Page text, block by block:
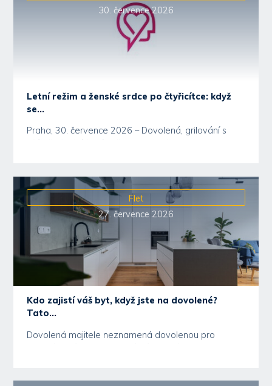
30. července 2026
Letní režim a ženské srdce po čtyřicítce: když
se...
Praha, 30. července 2026 – Dovolená, grilování s
přáteli, dlouhé letní večery a odpočinek u vody...
Flet
27. července 2026
Kdo zajistí váš byt, když jste na dovolené?
Tato...
Dovolená majitele neznamená dovolenou pro